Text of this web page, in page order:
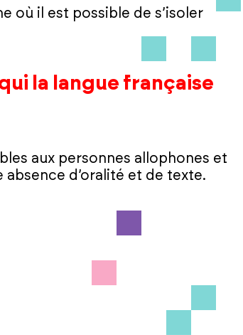
où il est possible de s’isoler
la langue française
aux personnes allophones et
d’oralité et de texte.